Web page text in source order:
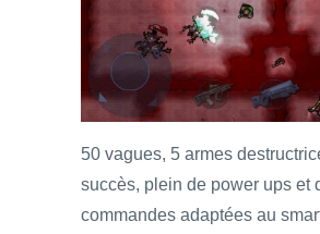
50 vagues, 5 armes
succès, plein de power ups et
commandes adaptées au